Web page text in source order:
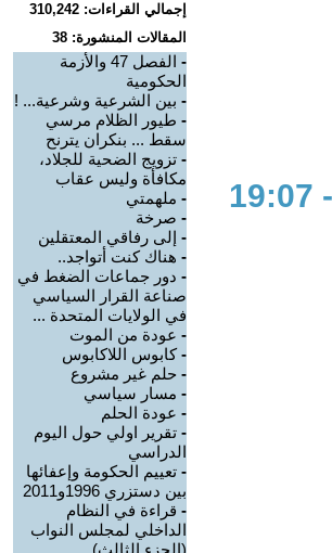
إجمالي القراءات: 310,242
المقالات المنشورة: 38
-
الفصل 47 والأزمة
الحكومية
- بين الشرعية وشرعية... !
- طيور الظلام مرسي
سقط ... بنكران يترنح
- تزويج الضحية للجلاد،
مكافأة وليس عقاب
- ملهمتي
- صرخة
- إلى رفاقي المعتقلين
- هناك كنت أتواجد..
- دور جماعات الضغط في
صناعة القرار السياسي
في الولايات المتحدة ...
- عودة من الموت
-كابوس اللاكابوس
- حلم غير مشروع
- مسار سياسي
- عودة الحلم
- تقرير اولي حول اليوم
الدراسي
- تعييم الحكومة وإعفائها
بين دستزري 1996و2011
- قراءة في النظام
الداخلي لمجلس النواب
(الجزء الثالث)